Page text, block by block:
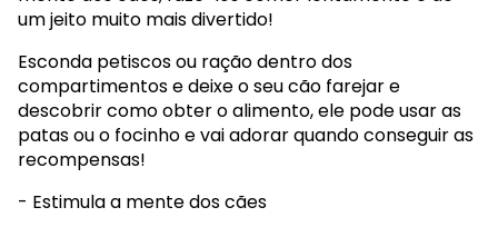
um jeito muito mais divertido!
Esconda petiscos ou ração dentro dos
compartimentos e deixe o seu cão farejar e
descobrir como obter o alimento, ele pode usar as
patas ou o focinho e vai adorar quando conseguir as
recompensas!
- Estimula a mente dos cães